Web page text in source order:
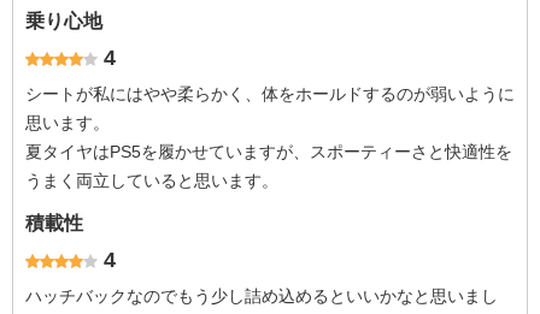
乗り心地
4
シートが私にはやや柔らかく、体をホールドするのが弱いように
思います。
夏タイヤはPS5を履かせていますが、スポーティーさと快適性を
うまく両立していると思います。
積載性
4
ハッチバックなのでもう少し詰め込めるといいかなと思いまし